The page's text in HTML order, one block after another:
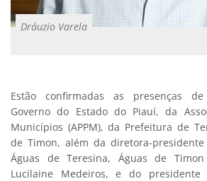
Dráuzio Varela
Estão confirmadas as presenças
Governo do Estado do Piauí, da
Municípios (APPM), da Prefeitura de
de Timon, além da diretora-presidente
Águas de Teresina, Águas de
Lucilaine Medeiros, e do presidente